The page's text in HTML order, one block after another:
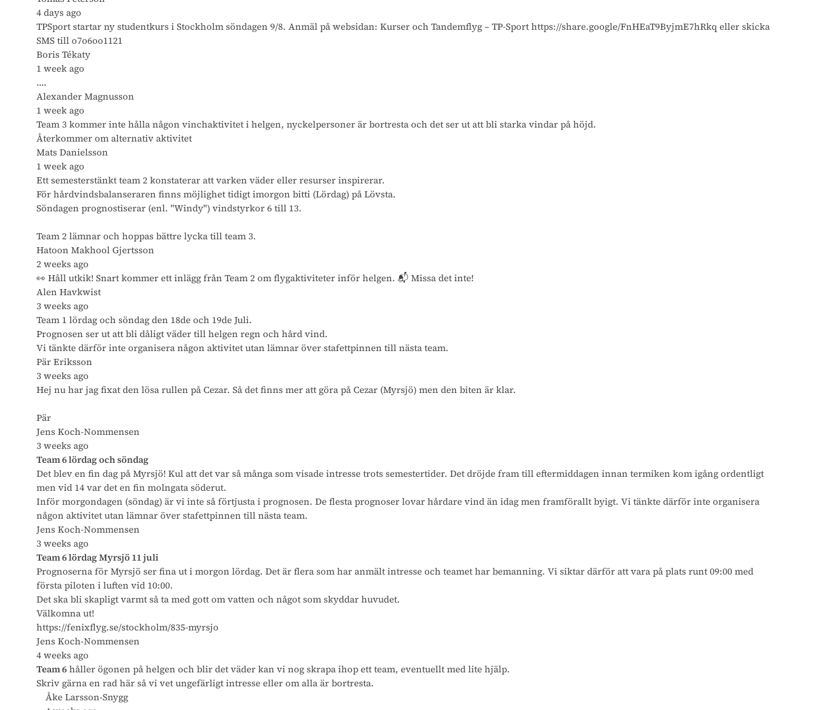
4 days ago
TPSport startar ny studentkurs i Stockholm söndagen 9/8. Anmäl på websidan: Kurser och Tandemflyg – TP-Sport https://share.google/FnHEaT9ByjmE7hRkq eller skicka
SMS till o7o6oo1121
Boris Tékaty
1 week ago
....
Alexander Magnusson
1 week ago
Team 3 kommer inte hålla någon vinchaktivitet i helgen, nyckelpersoner är bortresta och det ser ut att bli starka vindar på höjd.
Återkommer om alternativ aktivitet
Mats Danielsson
1 week ago
Ett semesterstänkt team 2 konstaterar att varken väder eller resurser inspirerar.
För hårdvindsbalanseraren finns möjlighet tidigt imorgon bitti (Lördag) på Lövsta.
Söndagen prognostiserar (enl. "Windy") vindstyrkor 6 till 13.
Team 2 lämnar och hoppas bättre lycka till team 3.
Hatoon Makhool Gjertsson
2 weeks ago
👀 Håll utkik! Snart kommer ett inlägg från Team 2 om flygaktiviteter inför helgen. 📬 Missa det inte!
Alen Havkwist
3 weeks ago
Team 1 lördag och söndag den 18de och 19de Juli.
Prognosen ser ut att bli dåligt väder till helgen regn och hård vind.
Vi tänkte därför inte organisera någon aktivitet utan lämnar över stafettpinnen till nästa team.
Pär Eriksson
3 weeks ago
Hej nu har jag fixat den lösa rullen på Cezar. Så det finns mer att göra på Cezar (Myrsjö) men den biten är klar.
Pär
Jens Koch-Nommensen
3 weeks ago
Team 6 lördag och söndag
Det blev en fin dag på Myrsjö! Kul att det var så många som visade intresse trots semestertider. Det dröjde fram till eftermiddagen innan termiken kom igång ordentligt
men vid 14 var det en fin molngata söderut.
Inför morgondagen (söndag) är vi inte så förtjusta i prognosen. De flesta prognoser lovar hårdare vind än idag men framförallt byigt. Vi tänkte därför inte organisera
någon aktivitet utan lämnar över stafettpinnen till nästa team.
Jens Koch-Nommensen
3 weeks ago
Team 6 lördag Myrsjö 11 juli
Prognoserna för Myrsjö ser fina ut i morgon lördag. Det är flera som har anmält intresse och teamet har bemanning. Vi siktar därför att vara på plats runt 09:00 med
första piloten i luften vid 10:00.
Det ska bli skapligt varmt så ta med gott om vatten och något som skyddar huvudet.
Välkomna ut!
https://fenixflyg.se/stockholm/835-myrsjo
Jens Koch-Nommensen
4 weeks ago
Team 6håller ögonen på helgen och blir det väder kan vi nog skrapa ihop ett team, eventuellt med lite hjälp.
Skriv gärna en rad här så vi vet ungefärligt intresse eller om alla är bortresta.
Åke Larsson-Snygg